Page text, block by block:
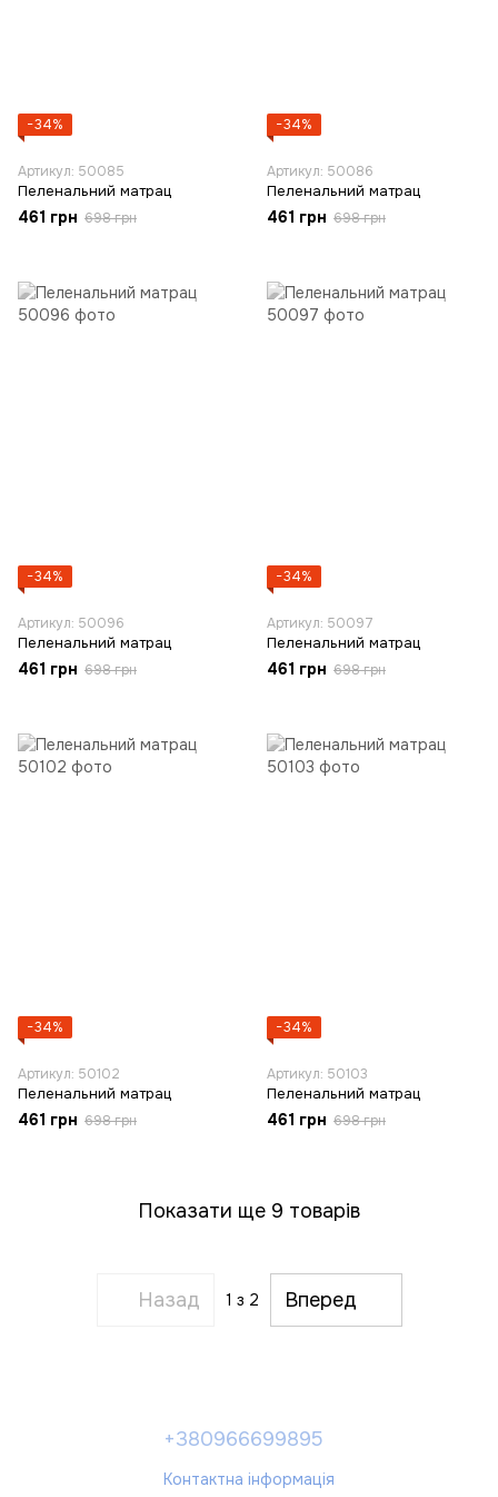
−34%
Артикул: 50085
Пеленальний матрац
461 грн 698 грн
−34%
Артикул: 50086
Пеленальний матрац
461 грн 698 грн
−34%
Артикул: 50096
Пеленальний матрац
461 грн 698 грн
−34%
Артикул: 50097
Пеленальний матрац
461 грн 698 грн
−34%
Артикул: 50102
Пеленальний матрац
461 грн 698 грн
−34%
Артикул: 50103
Пеленальний матрац
461 грн 698 грн
Показати ще 9 товарів
Назад 1 з 2 Вперед
+380966699895
Контактна інформація